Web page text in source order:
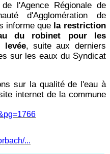
l'Agence Régionale de
d'Agglomération de
informe que la restriction
du robinet pour les
levée, suite aux derniers
sur les eaux du Syndicat
sur la qualité de l'eau à
internet de la commune
...